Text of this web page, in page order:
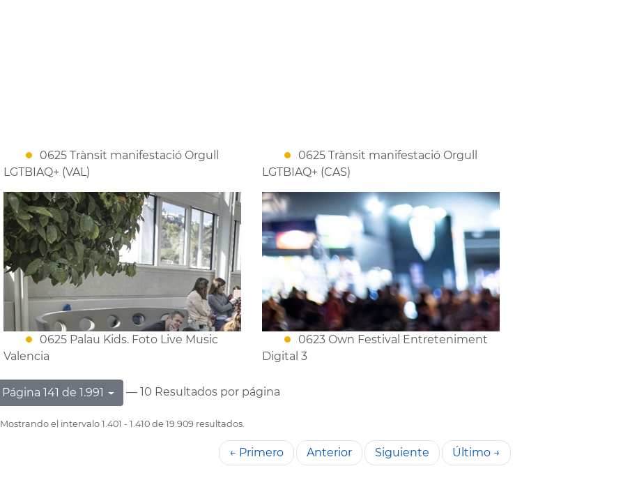
0625 Trànsit manifestació Orgull
LGTBIAQ+ (VAL)
0625 Trànsit manifestació Orgull
LGTBIAQ+ (CAS)
0625 Palau Kids. Foto Live Music
Valencia
0623 Own Festival Entreteniment
Digital 3
Página 141 de 1.991 — 10 Resultados por página
Mostrando el intervalo 1.401 - 1.410 de 19.909 resultados.
← Primero Anterior Siguiente Último →